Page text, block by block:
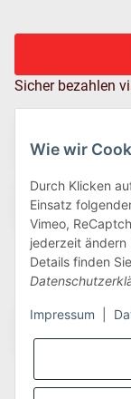
Wie wir
Durch Klicken
Einsatz
Vimeo,
jederzeit ändern
Details finden
Impressum
Sicher bezahlen
Wir versenden via: